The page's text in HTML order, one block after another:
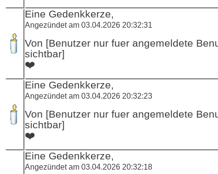
Eine Gedenkkerze,
Angezündet am 03.04.2026 20:32:31
Von [Benutzer nur fuer angemeldete
sichtbar]
❤️
Eine Gedenkkerze,
Angezündet am 03.04.2026 20:32:23
Von [Benutzer nur fuer angemeldete
sichtbar]
❤️
Eine Gedenkkerze,
Angezündet am 03.04.2026 20:32:18